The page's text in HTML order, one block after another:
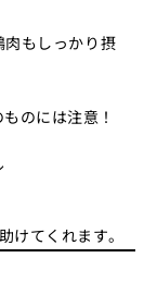
肉もしっかり摂
のには注意！
けてくれます。